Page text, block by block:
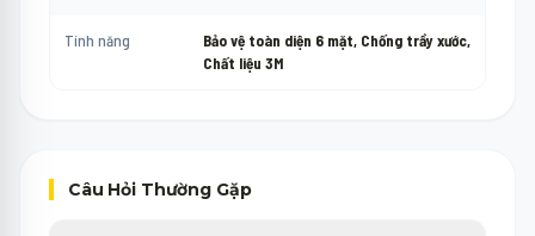
Tính năng
Bảo vệ toàn diện 6 mặt, Chống trầy xước,
Chất liệu 3M
Câu Hỏi Thường Gặp